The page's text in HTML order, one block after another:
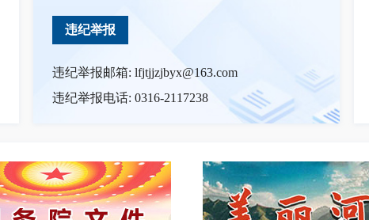
违纪举报
违纪举报邮箱: lfjtjjzjbyx@163.com
违纪举报电话: 0316-2117238